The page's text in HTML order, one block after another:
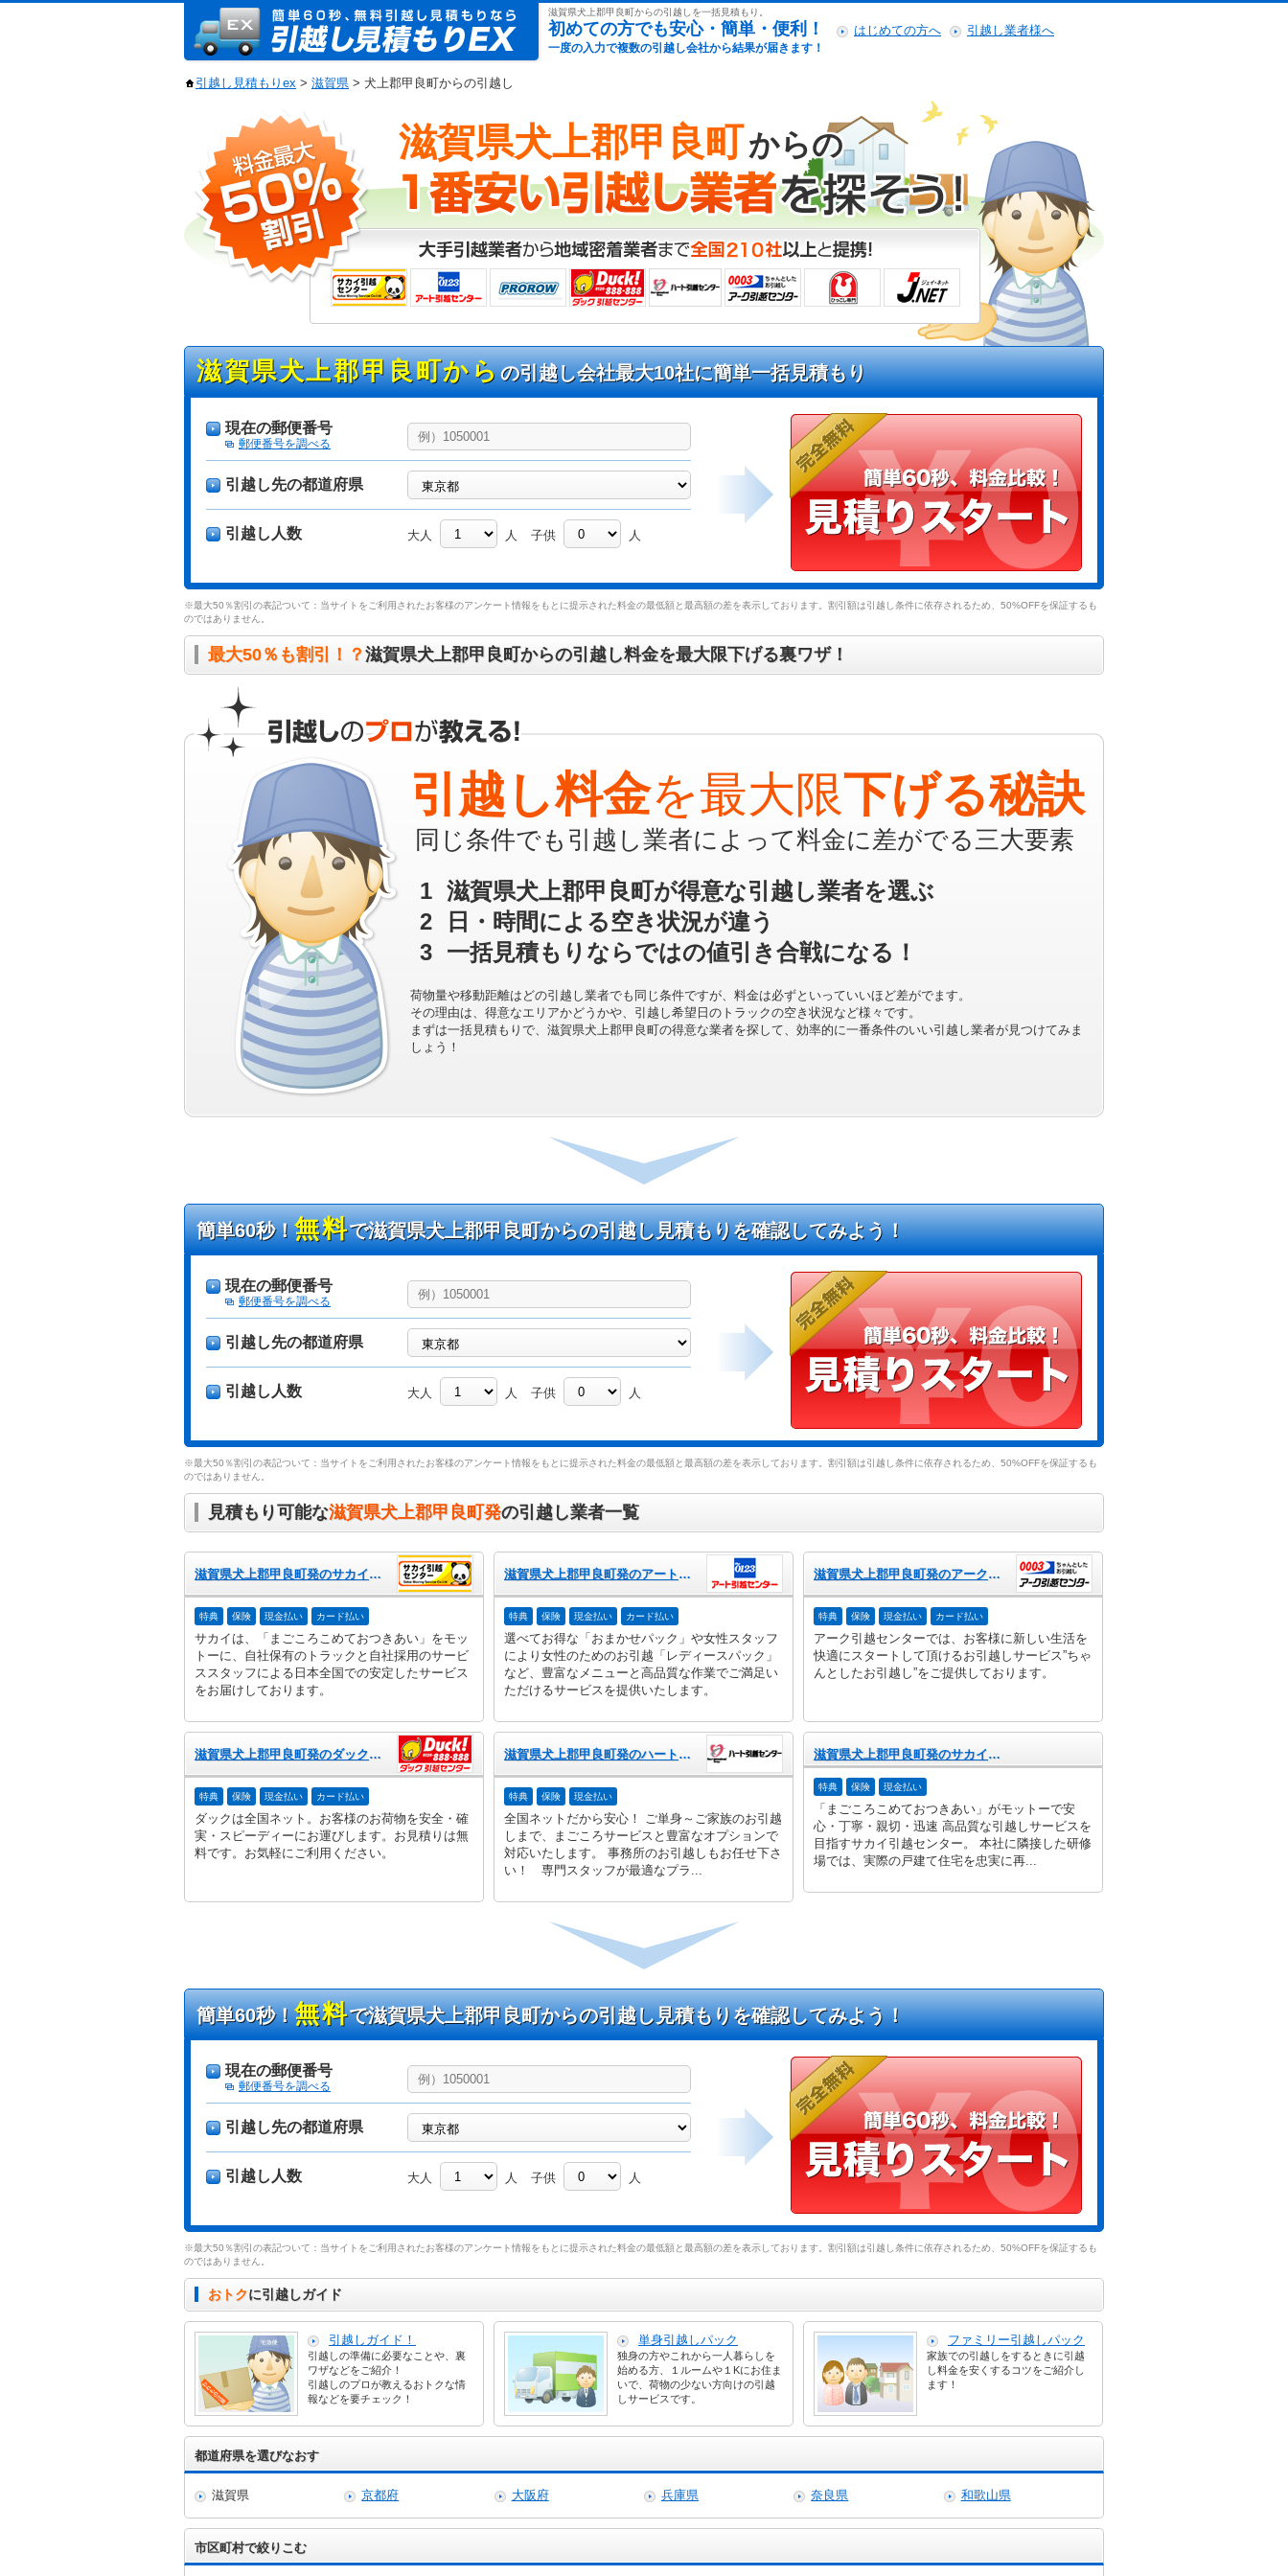
滋賀県犬上郡甲良町からの引越しを一括見積もり。
引越し見積もりex
初めての方でも安心・簡単・便利！
一度の入力で複数の引越し会社から結果が届きます！
はじめての方へ 引越し業者様へ
引越し見積もりex > 滋賀県 > 犬上郡甲良町からの引越し
滋賀県犬上郡甲良町からの
滋賀県犬上郡甲良町からの引越し会社最大10社に簡単一括見積もり
現在の郵便番号
郵便番号を調べる
引越し先の都道府県
引越し人数 大人 人 子供 人
※最大50％割引の表記ついて：当サイトをご利用されたお客様のアンケート情報をもとに提示された料金の最低額と最高額の差を表示しております。割引額は引越し条件に依存されるため、50%OFFを保証するも
のではありません。
最大50％も割引！？滋賀県犬上郡甲良町からの引越し料金を最大限下げる裏ワザ！
引越し料金を最大限下げる秘訣
同じ条件でも引越し業者によって料金に差がでる三大要素
1 滋賀県犬上郡甲良町が得意な引越し業者を選ぶ
2
日・時間による空き状況が違う
3 一括見積もりならではの値引き合戦になる！
荷物量や移動距離はどの引越し業者でも同じ条件ですが、料金は必ずといっていいほど差がでます。
その理由は、得意なエリアかどうかや、引越し希望日のトラックの空き状況など様々です。
まずは一括見積もりで、滋賀県犬上郡甲良町の得意な業者を探して、効率的に一番条件のいい引越し業者が見つけてみま
しょう！
簡単60秒！無料で滋賀県犬上郡甲良町からの引越し見積もりを確認してみよう！
現在の郵便番号
郵便番号を調べる
引越し先の都道府県
引越し人数 大人 人 子供 人
※最大50％割引の表記ついて：当サイトをご利用されたお客様のアンケート情報をもとに提示された料金の最低額と最高額の差を表示しております。割引額は引越し条件に依存されるため、50%OFFを保証するも
のではありません。
見積もり可能な滋賀県犬上郡甲良町発の引越し業者一覧
滋賀県犬上郡甲良町発のサカイ引越センター
特典 保険 現金払い カード払い
サカイは、「まごころこめておつきあい」をモッ
トーに、自社保有のトラックと自社採用のサービ
ススタッフによる日本全国での安定したサービス
をお届けしております。
滋賀県犬上郡甲良町発のアート引越センター
特典 保険 現金払い カード払い
選べてお得な「おまかせパック」や女性スタッフ
により女性のためのお引越「レディースパック」
など、豊富なメニューと高品質な作業でご満足い
ただけるサービスを提供いたします。
滋賀県犬上郡甲良町発のアーク引越センター
特典 保険 現金払い カード払い
アーク引越センターでは、お客様に新しい生活を
快適にスタートして頂けるお引越しサービス”ちゃ
んとしたお引越し”をご提供しております。
滋賀県犬上郡甲良町発のダック引越センター
特典 保険 現金払い カード払い
ダックは全国ネット。お客様のお荷物を安全・確
実・スピーディーにお運びします。お見積りは無
料です。お気軽にご利用ください。
滋賀県犬上郡甲良町発のハート引越センター
特典 保険 現金払い
全国ネットだから安心！ ご単身～ご家族のお引越
しまで、まごころサービスと豊富なオプションで
対応いたします。 事務所のお引越しもお任せ下さ
い！ 専門スタッフが最適なプラ...
滋賀県犬上郡甲良町発のサカイ引越センター
特典 保険 現金払い
「まごころこめておつきあい」がモットーで安
心・丁寧・親切・迅速 高品質な引越しサービスを
目指すサカイ引越センター。 本社に隣接した研修
場では、実際の戸建て住宅を忠実に再...
簡単60秒！無料で滋賀県犬上郡甲良町からの引越し見積もりを確認してみよう！
現在の郵便番号
郵便番号を調べる
引越し先の都道府県
引越し人数 大人 人 子供 人
※最大50％割引の表記ついて：当サイトをご利用されたお客様のアンケート情報をもとに提示された料金の最低額と最高額の差を表示しております。割引額は引越し条件に依存されるため、50%OFFを保証するも
のではありません。
おトクに引越しガイド
引越しガイド！
引越しの準備に必要なことや、裏
ワザなどをご紹介！
引越しのプロが教えるおトクな情
報などを要チェック！
単身引越しパック
独身の方やこれから一人暮らしを
始める方、１ルームや１Kにお住ま
いで、荷物の少ない方向けの引越
しサービスです。
ファミリー引越しパック
家族での引越しをするときに引越
し料金を安くするコツをご紹介し
ます！
都道府県を選びなおす
滋賀県 京都府 大阪府 兵庫県 奈良県 和歌山県
市区町村で絞りこむ